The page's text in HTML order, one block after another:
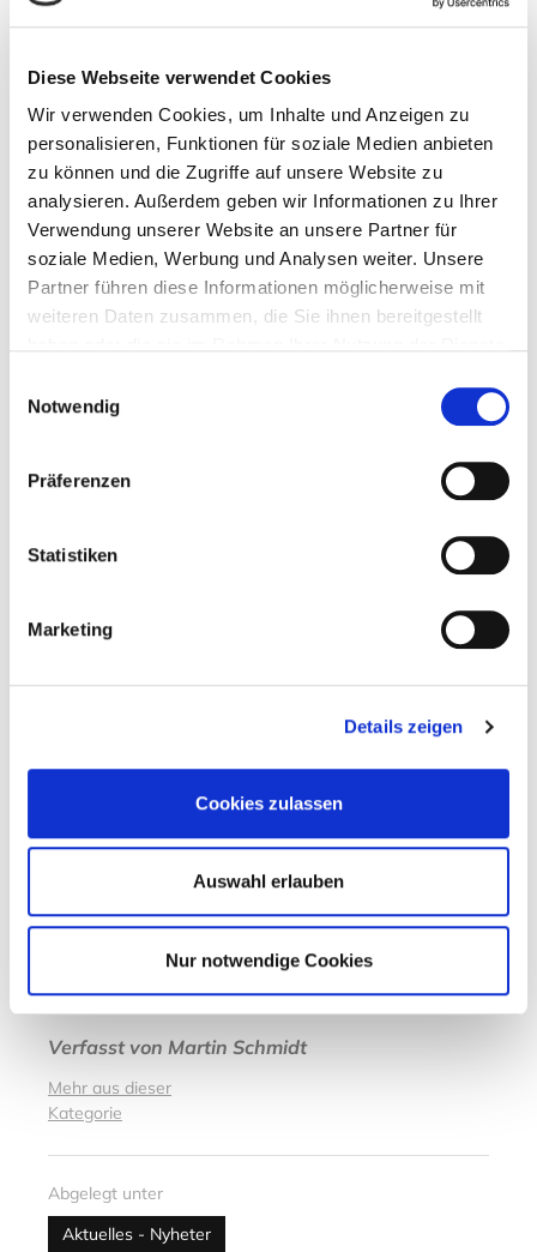
Diese Webseite verwendet Cookies
Wir verwenden Cookies, um Inhalte und Anzeigen zu
personalisieren, Funktionen für soziale Medien anbieten
zu können und die Zugriffe auf unsere Website zu
analysieren. Außerdem geben wir Informationen zu Ihrer
Verwendung unserer Website an unsere Partner für
soziale Medien, Werbung und Analysen weiter. Unsere
Partner führen diese Informationen möglicherweise mit
weiteren Daten zusammen, die Sie ihnen bereitgestellt
Notwendig
Präferenzen
Statistiken
Marketing
Details zeigen
Cookies zulassen
Auswahl erlauben
Nur notwendige Cookies
Nidaros bluesfestival
7459 Trondheim
Veranstaltungen
4.3.-24.6. –Norway Contemporary– Ausstellung im
Museum der Westküste, Föhr
4.3.-24.6. –Northern Norway, der Fotograf Kåre
Kivijärvi (1938–1991), Museum der Westküste, Föhr
„Kein Ostern ohne einen Berg an Büchern, Sonne
zerbersten – und einer Hand zu Festhalten.
TV-Tipps
27.03.Abenteuer ErdeMit dem Frühling durch
Europa (2/2): Von den Alpen ans Polarmeer, 20.15
31.03.Abenteuer HurtigrutenWinterzauber am
Polarkreis, ZDFinfo, 7.15 Uhr
03.04.Atomfriedhof Arktis, arte, 21.45 Uhr
Verfasst von Martin Schmidt
Mehr aus dieser
Kategorie
Abgelegt unter
Aktuelles - Nyheter